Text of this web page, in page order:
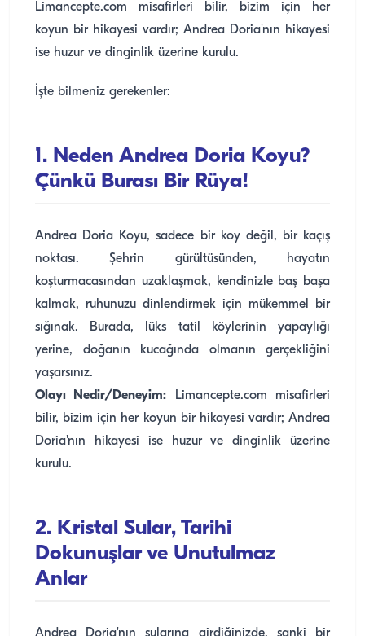
Limancepte.com misafirleri bilir, bizim için her
koyun bir hikayesi vardır; Andrea Doria'nın hikayesi
ise huzur ve dinginlik üzerine kurulu.
İşte bilmeniz gerekenler:
1. Neden Andrea Doria Koyu?
Çünkü Burası Bir Rüya!
Andrea Doria Koyu, sadece bir koy değil, bir kaçış
noktası. Şehrin gürültüsünden, hayatın
koşturmacasından uzaklaşmak, kendinizle baş başa
kalmak, ruhunuzu dinlendirmek için mükemmel bir
sığınak. Burada, lüks tatil köylerinin yapaylığı
yerine, doğanın kucağında olmanın gerçekliğini
yaşarsınız.
Olayı Nedir/Deneyim: Limancepte.com misafirleri
bilir, bizim için her koyun bir hikayesi vardır; Andrea
Doria'nın hikayesi ise huzur ve dinginlik üzerine
kurulu.
2. Kristal Sular, Tarihi
Dokunuşlar ve Unutulmaz
Anlar